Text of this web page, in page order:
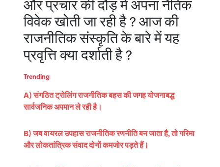
और प्रचार की दौड़ में अपना नैतिक
विवेक खोती जा रही है ? आज की
राजनीतिक संस्कृति के बारे में यह
प्रवृत्ति क्या दर्शाती है ?
Trending
A) संगठित ट्रोलिंग राजनीतिक बहस की जगह योजनाबद्ध
सार्वजनिक अपमान ले रही है।
B) जब वायरल उपहास राजनीतिक रणनीति बन जाता है, तो गरिमा
और लोकतांत्रिक संवाद दोनों कमजोर पड़ते हैं।